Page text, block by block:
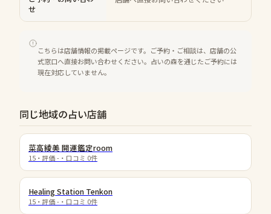
せ
こちらは店舗情報の掲載ページです。ご予約・ご相談は、店舗の公
式窓口へ直接お問い合わせください。占いの森を通じたご予約には
現在対応していません。
同じ地域の占い店舗
菜高綾美 開運鑑定room
15 ・評価 - ・口コミ 0件
Healing Station Tenkon
15 ・評価 - ・口コミ 0件